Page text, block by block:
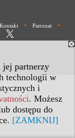
jej partnerzy
technologii w
i
. Możesz
dostępu do
[ZAMKNIJ]
Kontakt • Patronat •